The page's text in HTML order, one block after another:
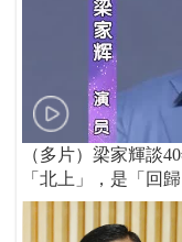
（多片）梁家輝談
「北上」，是「回歸